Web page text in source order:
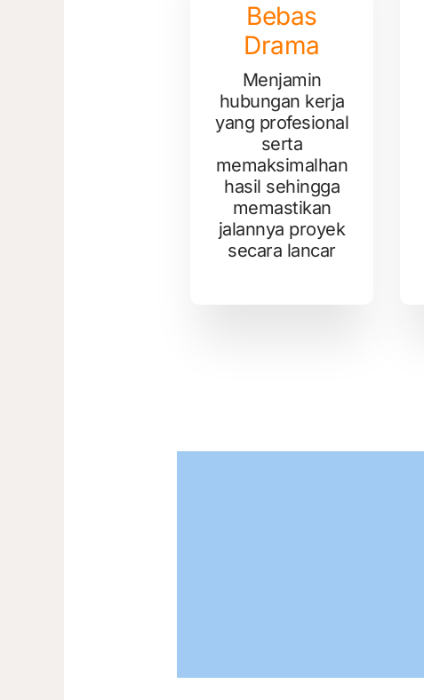
Bebas
Drama
Menjamin
hubungan kerja
yang profesional
serta
memaksimalhan
hasil sehingga
memastikan
jalannya proyek
secara lancar